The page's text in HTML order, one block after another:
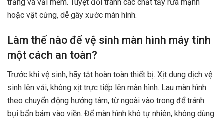
trắng và vải mềm. Tuyệt đối tránh các chất tẩy rửa mạnh
hoặc vật cứng, dễ gây xước màn hình.
Làm thế nào để vệ sinh màn hình máy tính
một cách an toàn?
Trước khi vệ sinh, hãy tắt hoàn toàn thiết bị. Xịt dung dịch vệ
sinh lên vải, không xịt trực tiếp lên màn hình. Lau màn hình
theo chuyển động hướng tâm, từ ngoài vào trong để tránh
bụi bẩn bám vào viền. Để màn hình khô tự nhiên, không dùng